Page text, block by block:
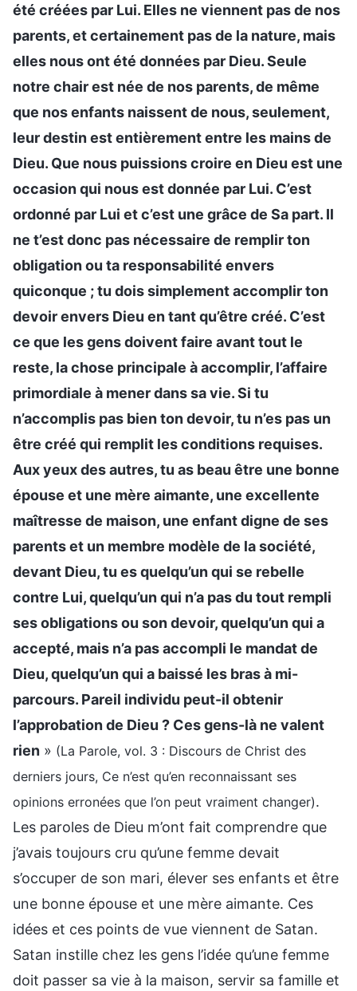
été créées par Lui. Elles ne viennent pas de nos
parents, et certainement pas de la nature, mais
elles nous ont été données par Dieu. Seule
notre chair est née de nos parents, de même
que nos enfants naissent de nous, seulement,
leur destin est entièrement entre les mains de
Dieu. Que nous puissions croire en Dieu est une
occasion qui nous est donnée par Lui. C’est
ordonné par Lui et c’est une grâce de Sa part. Il
ne t’est donc pas nécessaire de remplir ton
obligation ou ta responsabilité envers
quiconque ; tu dois simplement accomplir ton
devoir envers Dieu en tant qu’être créé. C’est
ce que les gens doivent faire avant tout le
reste, la chose principale à accomplir, l’affaire
primordiale à mener dans sa vie. Si tu
n’accomplis pas bien ton devoir, tu n’es pas un
être créé qui remplit les conditions requises.
Aux yeux des autres, tu as beau être une bonne
épouse et une mère aimante, une excellente
maîtresse de maison, une enfant digne de ses
parents et un membre modèle de la société,
devant Dieu, tu es quelqu’un qui se rebelle
contre Lui, quelqu’un qui n’a pas du tout rempli
ses obligations ou son devoir, quelqu’un qui a
accepté, mais n’a pas accompli le mandat de
Dieu, quelqu’un qui a baissé les bras à mi-
parcours. Pareil individu peut-il obtenir
l’approbation de Dieu ? Ces gens-là ne valent
rien » (La Parole, vol. 3 : Discours de Christ des
derniers jours, Ce n’est qu’en reconnaissant ses
opinions erronées que l’on peut vraiment changer).
Les paroles de Dieu m’ont fait comprendre que
j’avais toujours cru qu’une femme devait
s’occuper de son mari, élever ses enfants et être
une bonne épouse et une mère aimante. Ces
idées et ces points de vue viennent de Satan.
Satan instille chez les gens l’idée qu’une femme
doit passer sa vie à la maison, servir sa famille et